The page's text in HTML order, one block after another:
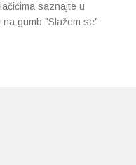
saznajte u
na gumb "Slažem se"